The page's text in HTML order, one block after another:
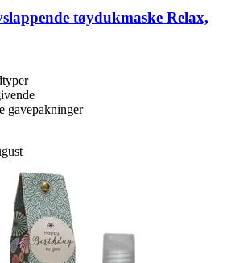
tøydukmaske Relax,
gavepakninger